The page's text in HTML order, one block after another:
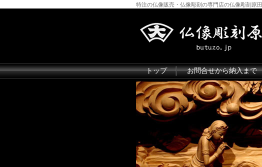
特注の仏像販売・仏像彫刻の専門店の仏像彫刻原田
トップ お問合せから納入まで